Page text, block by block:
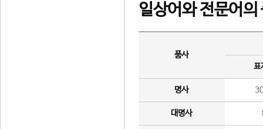
일상어와 전문어의
품사
표
명사
대명사